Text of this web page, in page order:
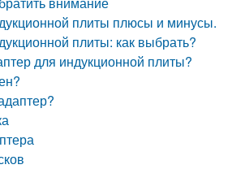
плиты плюсы и минусы.
плиты: как выбрать?
для индукционной плиты?